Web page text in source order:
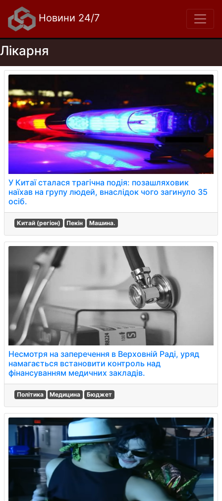
Новини 24/7
Лікарня
У Китаї сталася трагічна подія: позашляховик
наїхав на групу людей, внаслідок чого загинуло 35
осіб.
Китай (регіон) Пекін Машина.
Несмотря на заперечення в Верховній Раді, уряд
намагається встановити контроль над
фінансуванням медичних закладів.
Політика Медицина Бюджет